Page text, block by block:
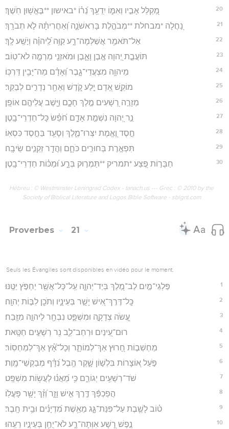
20 מְ֭קַלֵּל אָבִ֣יו וְאִמּ֑וֹ יִֽדְעַ֥ךְ נֵ֝ר֗וֹ *באישון **בֶּאֱשׁ֥וּן חֹֽשֶׁךְ׃
21 נַ֭חֲלָה *מבחלת **מְבֹהֶ֣לֶת בָּרִאשֹׁנָ֑ה וְ֝אַחֲרִיתָ֗הּ לֹ֣א תְבֹרָֽךְ׃
22 אַל־תֹּאמַ֥ר אֲשַׁלְּמָה־רָ֑ע קַוֵּ֥ה לַֽ֝יהוָ֗ה וְיֹ֣שַֽׁע לָֽךְ׃
23 תּוֹעֲבַ֣ת יְ֭הוָה אֶ֣בֶן וָאָ֑בֶן וּמֹאזְנֵ֖י מִרְמָ֣ה לֹא־טֽוֹב׃
24 מֵיהוָ֥ה מִצְעֲדֵי־גָ֑בֶר וְ֝אָדָ֗ם מַה־יָּבִ֥ין דַּרְכּֽוֹ׃
25 מוֹקֵ֣שׁ אָ֭דָם יָ֣לַע קֹ֑דֶשׁ וְאַחַ֖ר נְדָרִ֣ים לְבַקֵּֽר׃
26 מְזָרֶ֣ה רְ֭שָׁעִים מֶ֣לֶךְ חָכָ֑ם וַיָּ֖שֶׁב עֲלֵיהֶ֣ם אוֹפָֽן׃
27 נֵ֣ר יְ֭הוָה נִשְׁמַ֣ת אָדָ֑ם חֹ֝פֵ֗שׂ כָּל־חַדְרֵי־בָֽטֶן׃
28 חֶ֣סֶד וֶ֭אֱמֶת יִצְּרוּ־מֶ֑לֶךְ וְסָעַ֖ד בַּחֶ֣סֶד כִּסְאֽוֹ׃
29 תִּפְאֶ֣רֶת בַּחוּרִ֣ים כֹּחָ֑ם וַהֲדַ֖ר זְקֵנִ֣ים שֵׂיבָֽה׃
30 חַבֻּר֣וֹת פֶּ֭צַע *תמריק **תַּמְר֣וּק בְּרָ֑ע וּ֝מַכּ֗וֹת חַדְרֵי־בָֽטֶן׃
Hébreu : © Westminster Leningrad Codex - tanach.us --- Grec : © 2010 by the
Society of Biblical Literature and Logos Bible Software - sblgnt.com
Proverbes 21
Seuls les Évangiles sont disponibles en vidéo pour le moment.
1 פַּלְגֵי־מַ֣יִם לֶב־מֶ֭לֶךְ בְּיַד־יְהוָ֑ה עַֽל־כָּל־אֲשֶׁ֖ר יַחְפֹּ֣ץ יַטֶּֽנּוּ׃
2 כָּֽל־דֶּרֶךְ־אִ֭ישׁ יָשָׁ֣ר בְּעֵינָ֑יו וְתֹכֵ֖ן לִבּ֣וֹת יְהוָֽה׃
3 עֲ֭שֹׂה צְדָקָ֣ה וּמִשְׁפָּ֑ט נִבְחָ֖ר לַיהוָ֣ה מִזָּֽבַח׃
4 רוּם־עֵ֭ינַיִם וּרְחַב־לֵ֑ב נִ֖ר רְשָׁעִ֣ים חַטָּֽאת׃
5 מַחְשְׁב֣וֹת חָ֭רוּץ אַךְ־לְמוֹתָ֑ר וְכָל־אָ֝֗ץ אַךְ־לְמַחְסֽוֹר׃
6 פֹּ֣עַל א֭וֹצָרוֹת בִּלְשׁ֣וֹן שָׁ֑קֶר הֶ֥בֶל נִ֝דָּ֗ף מְבַקְשֵׁי־מָֽוֶת׃
7 שֹׁד־רְשָׁעִ֥ים יְגוֹרֵ֑ם כִּ֥י מֵ֝אֲנ֗וּ לַעֲשׂ֥וֹת מִשְׁפָּֽט׃
8 הֲפַכְפַּ֬ךְ דֶּ֣רֶךְ אִ֣ישׁ וָזָ֑ר וְ֝זַ֗ךְ יָשָׁ֥ר פָּעֳלֽוֹ׃
9 ט֗וֹב לָשֶׁ֥בֶת עַל־פִּנַּת־גָּ֑ג מֵאֵ֥שֶׁת מִ֝דְיָנִ֗ים וּבֵ֥ית חָֽבֶר׃
10 נֶ֣פֶשׁ רָ֭שָׁע אִוְּתָה־רָ֑ע לֹא־יֻחַ֖ן בְּעֵינָ֣יו רֵעֵֽהוּ׃